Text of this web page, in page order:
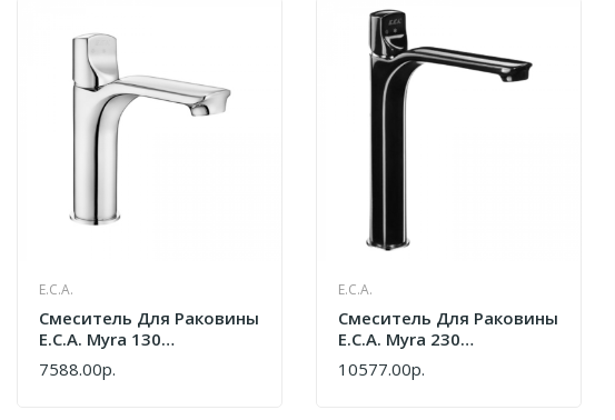
E.C.A.
Cмеситель Для Раковины
E.C.A. Myra 130
102108986HEX
7588.00р.
КУПИТЬ
E.C.A.
Cмеситель Для Раковины
E.C.A. Myra 230
104508984EX Черный
Хром
10577.00р.
КУПИТЬ